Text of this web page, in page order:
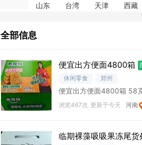
山东
台湾 天津 西藏
全部信息
便宜出方便面4800箱
休闲零食
郑州
便宜出方便面4800箱 58
浏览467次 更新于今天 河南
临期裸藻吸吸果冻尾货